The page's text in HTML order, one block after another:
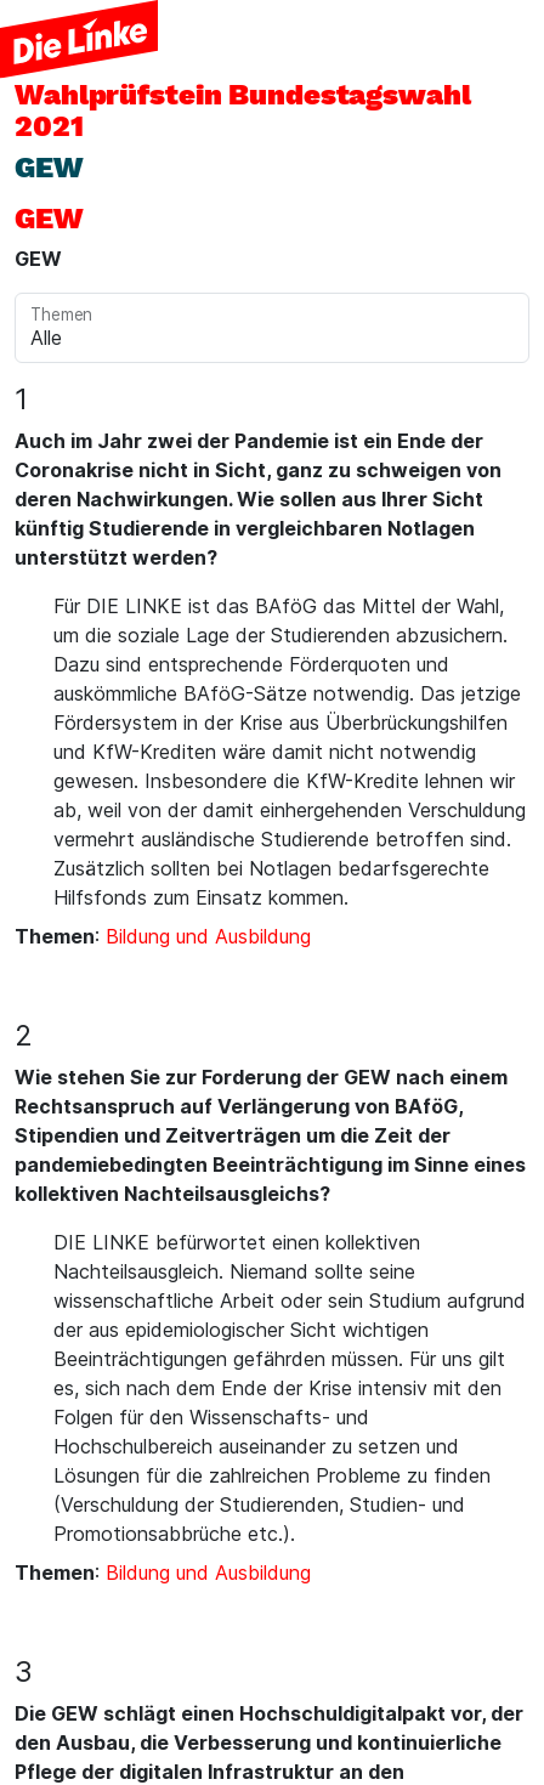
Wahlprüfstein Bundestagswahl
2021
GEW
GEW
GEW
Themen
1
Auch im Jahr zwei der Pandemie ist ein Ende der
Coronakrise nicht in Sicht, ganz zu schweigen von
deren Nachwirkungen. Wie sollen aus Ihrer Sicht
künftig Studierende in vergleichbaren Notlagen
unterstützt werden?
Für DIE LINKE ist das BAföG das Mittel der Wahl,
um die soziale Lage der Studierenden abzusichern.
Dazu sind entsprechende Förderquoten und
auskömmliche BAföG-Sätze notwendig. Das jetzige
Fördersystem in der Krise aus Überbrückungshilfen
und KfW-Krediten wäre damit nicht notwendig
gewesen. Insbesondere die KfW-Kredite lehnen wir
ab, weil von der damit einhergehenden Verschuldung
vermehrt ausländische Studierende betroffen sind.
Zusätzlich sollten bei Notlagen bedarfsgerechte
Hilfsfonds zum Einsatz kommen.
Themen: Bildung und Ausbildung
2
Wie stehen Sie zur Forderung der GEW nach einem
Rechtsanspruch auf Verlängerung von BAföG,
Stipendien und Zeitverträgen um die Zeit der
pandemiebedingten Beeinträchtigung im Sinne eines
kollektiven Nachteilsausgleichs?
DIE LINKE befürwortet einen kollektiven
Nachteilsausgleich. Niemand sollte seine
wissenschaftliche Arbeit oder sein Studium aufgrund
der aus epidemiologischer Sicht wichtigen
Beeinträchtigungen gefährden müssen. Für uns gilt
es, sich nach dem Ende der Krise intensiv mit den
Folgen für den Wissenschafts- und
Hochschulbereich auseinander zu setzen und
Lösungen für die zahlreichen Probleme zu finden
(Verschuldung der Studierenden, Studien- und
Promotionsabbrüche etc.).
Themen: Bildung und Ausbildung
3
Die GEW schlägt einen Hochschuldigitalpakt vor, der
den Ausbau, die Verbesserung und kontinuierliche
Pflege der digitalen Infrastruktur an den